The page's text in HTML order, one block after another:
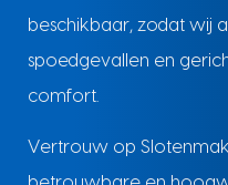
beschikbaar, zodat wij
spoedgevallen en
comfort.
Vertrouw op